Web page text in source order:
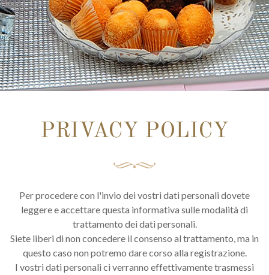
PRIVACY POLICY
Per procedere con l'invio dei vostri dati personali dovete
leggere e accettare questa informativa sulle modalità di
trattamento dei dati personali.
Siete liberi di non concedere il consenso al trattamento, ma in
questo caso non potremo dare corso alla registrazione.
I vostri dati personali ci verranno effettivamente trasmessi